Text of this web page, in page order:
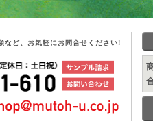
など、お気軽にお問合せください!